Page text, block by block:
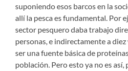
suponiendo esos barcos en la
allí la pesca es fundamental. Por
sector pesquero daba trabajo
personas, e indirectamente a diez
ser una fuente básica de
población. Pero esto ya no es